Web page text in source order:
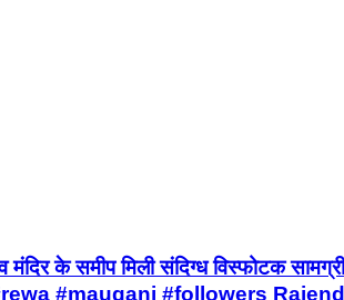
मंदिर के समीप मिली संदिग्ध विस्फोटक
#mauganj #followers